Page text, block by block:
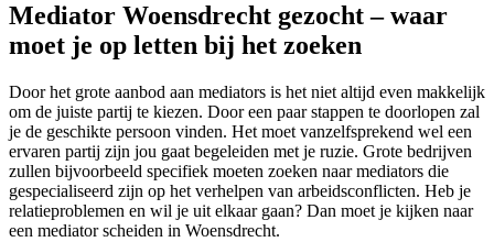
Mediator Woensdrecht gezocht – waar
moet je op letten bij het zoeken
Door het grote aanbod aan mediators is het niet altijd even makkelijk
om de juiste partij te kiezen. Door een paar stappen te doorlopen zal
je de geschikte persoon vinden. Het moet vanzelfsprekend wel een
ervaren partij zijn jou gaat begeleiden met je ruzie. Grote bedrijven
zullen bijvoorbeeld specifiek moeten zoeken naar mediators die
gespecialiseerd zijn op het verhelpen van arbeidsconflicten. Heb je
relatieproblemen en wil je uit elkaar gaan? Dan moet je kijken naar
een mediator scheiden in Woensdrecht.